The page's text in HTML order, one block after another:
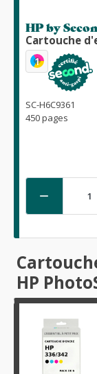
HP by
Cartouche
1
SC-H6C9361
450 pages

HP